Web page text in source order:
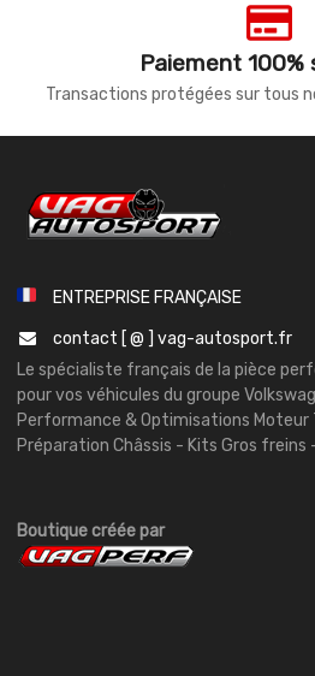
Paiement 100%
Transactions protégées sur tous
ENTREPRISE FRANÇAISE
contact [ @ ] vag-autosport.fr
Le spécialiste français de la pièce
pour vos véhicules du groupe
Performance & Optimisations Moteur
Préparation Châssis - Kits Gros
Boutique créée par